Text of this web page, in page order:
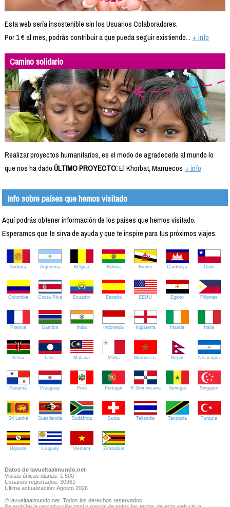
Esta web sería insostenible sin los Usuarios Colaboradores.
Por 1 € al mes, podrás contribuir a que pueda seguir existiendo... + info
Camino solidario
Realizar proyectos humanitarios, es el modo de agradecerle al mundo lo
que nos ha dado.ÚLTIMO PROYECTO:El Khorbat, Marruecos + info
Info sobre países que hemos visitado
Aquí podrás obtener información de los países que hemos visitado.
Esperamos que te sirva de ayuda y que te inspire para tus próximos viajes.
Andorra Argentina Bélgica Bolivia Brunei Camboya Chile
Colombia Costa Rica Ecuador España EEUU Egipto Filipinas
Francia Gambia India Indonesia Inglaterra Irlanda Italia
Kenia Laos Malasia Malta Marruecos Nepal Nicaragua
Panamá Paraguay Perú Portugal R.Dominicana Senegal Singapur
Sri Lanka Suazilandia Sudáfrica Suiza Tailandia Tanzania Turquía
Uganda Uruguay Vietnam Zimbabue
Datos de lavueltaalmundo.net
Visitas únicas diarias: 1.500
Usuarios registrados: 30961
Última actualización: Agosto 2026
© lavueltaalmundo.net. Todos los derechos reservados.